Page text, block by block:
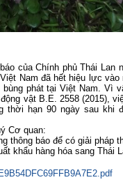
của Chính phủ Thái Lan
Nam đã hết hiệu lực
phát tại Việt Nam. Vì
vật B.E. 2558 (2015),
hạn 90 ngày sau khi
Cơ quan:
thông báo để có giải pháp
khẩu hàng hóa sang Thái